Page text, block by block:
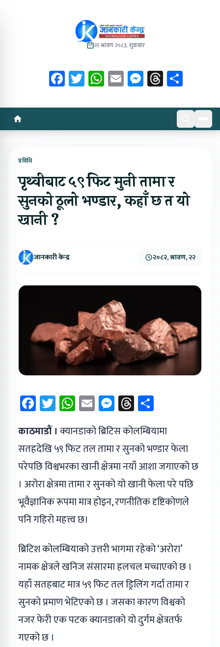
२२ श्रावण २०८३, शुक्रबार
Facebook
Twitter
WhatsApp
EmailMessenger
Threads
प्रविधि
पृथ्वीबाट ५९ फिट मुनी तामा र
सुनको ठूलो भण्डार, कहाँ छ त यो
खानी ?
जानकारी केन्द्र २०८२, श्रावण, २२
Facebook
Twitter
WhatsApp
EmailMessenger
Threads
काठमाडौं । क्यानडाको ब्रिटिस कोलम्बियामा
सतहदेखि ५९ फिट तल तामा र सुनको भण्डार फेला
परेपछि विश्वभरका खानी क्षेत्रमा नयाँ आशा जगाएको छ
। अरोरा क्षेत्रमा तामा र सुनको यो खानी फेला परे पछि
भूवैज्ञानिक रूपमा मात्र होइन, रणनीतिक दृष्टिकोणले
पनि गहिरो महत्त्व छ।
ब्रिटिश कोलम्बियाको उत्तरी भागमा रहेको ‘अरोरा’
नामक क्षेत्रले खनिज संसारमा हलचल मच्चाएको छ ।
यहाँ सतहबाट मात्र ५९ फिट तल ड्रिलिंग गर्दा तामा र
सुनको प्रमाण भेटिएको छ । जसका कारण विश्वको
नजर फेरी एक पटक क्यानडाको यो दुर्गम क्षेत्रतर्फ
गएको छ ।